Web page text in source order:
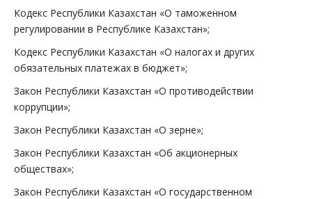
Кодекс Республики Казахстан «О таможенном
регулировании в Республике Казахстан»;
Кодекс Республики Казахстан «О налогах и других
обязательных платежах в бюджет»;
Закон Республики Казахстан «О противодействии
коррупции»;
Закон Республики Казахстан «О зерне»;
Закон Республики Казахстан «Об акционерных
обществах»;
Закон Республики Казахстан «О государственном